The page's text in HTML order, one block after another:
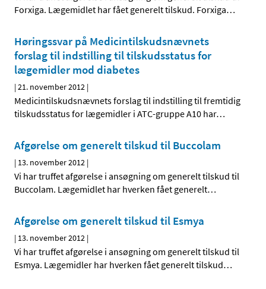
Forxiga. Lægemidlet har fået generelt tilskud. Forxiga…
Høringssvar på Medicintilskudsnævnets
forslag til indstilling til tilskudsstatus for
lægemidler mod diabetes
|21. november 2012 |
Medicintilskudsnævnets forslag til indstilling til fremtidig
tilskudsstatus for lægemidler i ATC-gruppe A10 har…
Afgørelse om generelt tilskud til Buccolam
| 13. november 2012 |
Vi har truffet afgørelse i ansøgning om generelt tilskud til
Buccolam. Lægemidlet har hverken fået generelt…
Afgørelse om generelt tilskud til Esmya
| 13. november 2012 |
Vi har truffet afgørelse i ansøgning om generelt tilskud til
Esmya. Lægemidler har hverken fået generelt tilskud…